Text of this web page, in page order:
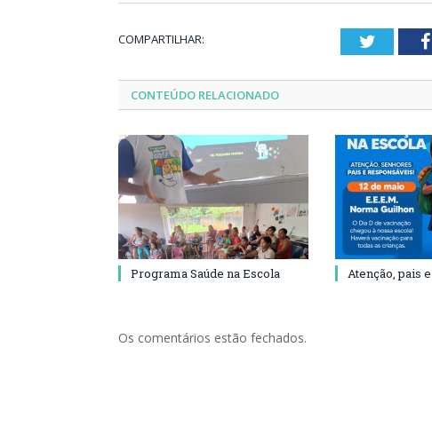
COMPARTILHAR: Twitter
CONTEÚDO RELACIONADO
Programa Saúde na Escola Atenção, pais
Os comentários estão fechados.